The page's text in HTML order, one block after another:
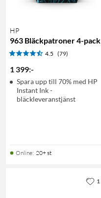
HP
963 Bläckpatroner 4-pack
4.5 (79)
1 399:-
Spara upp till 70% med HP
Instant Ink -
bläckleveranstjänst
Online: 20+ st
1